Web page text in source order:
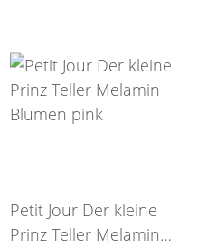
Petit Jour Der kleine
Prinz Teller Melamin